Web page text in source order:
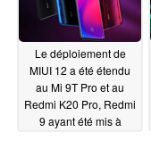
Le déploiement de
MIUI 12 a été étendu
au Mi 9T Pro et au
Redmi K20 Pro, Redmi
9 ayant été mis à